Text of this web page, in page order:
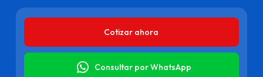
Cotizar ahora
Consultar por WhatsApp